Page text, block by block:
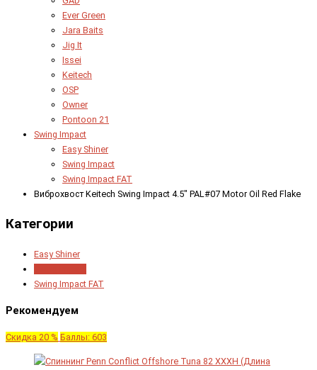
Ever Green
Jara Baits
Jig It
Issei
Keitech
OSP
Owner
Pontoon 21
Swing Impact
Easy Shiner
Swing Impact
Swing Impact FAT
Виброхвост Keitech Swing Impact 4.5" PAL#07 Motor Oil Red Flake
Категории
Easy Shiner
Swing Impact FAT
Рекомендуем
Скидка 20 % Баллы: 603